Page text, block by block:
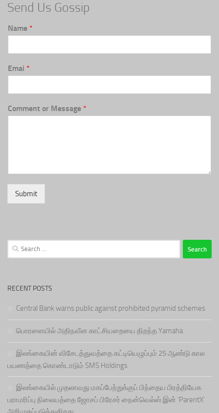
Send Us Gossip
Name *
Emai *
Comment or Message *
Submit
Search
for:
RECENT POSTS
Central Bank warns public against prohibited pyramid schemes
பொரளையில் அதிநவீன காட்சியறையை திறந்த Yamaha
இலங்கையின் விசேடத்துவத்தை கட்டியெழுப்பும் 25 ஆண்டு கால
பயணத்தை கொண்டாடும் SMS Holdings
இலங்கையில் முதலாவது மகப்பேற்றுக்குப் பிந்தைய பிரத்தியேக
பராமரிப்பு நிலையத்தை ஜோசப் பிரேசர் நைன்வெல்ஸ் இன் ‘ParentX’